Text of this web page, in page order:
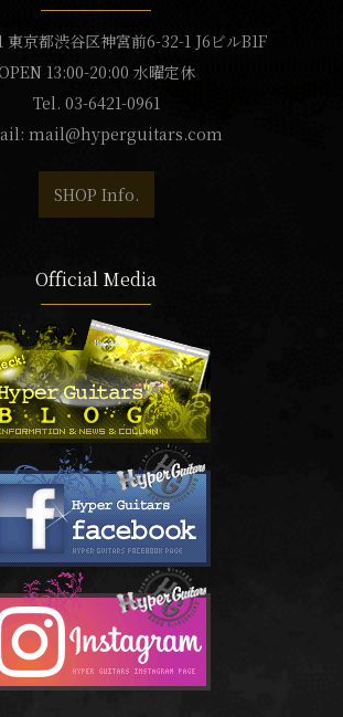
東京都渋谷区神宮前6-32-1 J6ビルB1F
13:00-20:00 水曜定休
Tel. 03-6421-0961
mail@hyperguitars.com
SHOP Info.
Official Media